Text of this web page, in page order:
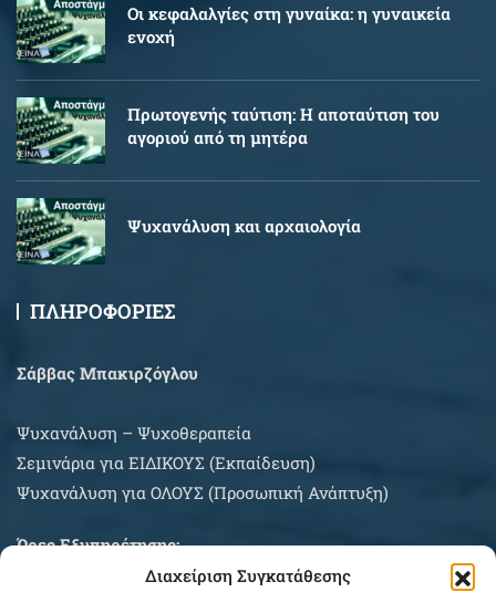
Διαχείριση Συγκατάθεσης
Oι κεφαλαλγίες στη γυναίκα: η γυναικεία
ενοχή
Πρωτογενής ταύτιση: Η αποταύτιση του
αγοριού από τη μητέρα
Ψυχανάλυση και αρχαιολογία
ΠΛΗΡΟΦΟΡΙΕΣ
Σάββας Μπακιρζόγλου
Ψυχανάλυση – Ψυχοθεραπεία
Σεμινάρια για EIΔΙΚΟΥΣ (Εκπαίδευση)
Ψυχανάλυση για ΟΛΟΥΣ (Προσωπική Ανάπτυξη)
Ώρες Εξυπηρέτησης: